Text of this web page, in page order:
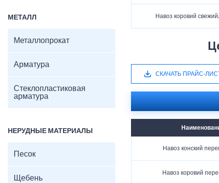
МЕТАЛЛ
Металлопрокат
Арматура
Стеклопластиковая
арматура
НЕРУДНЫЕ МАТЕРИАЛЫ
Песок
Щебень
Навоз коровий
СКАЧАТЬ ПРАЙС-
Навоз конский
Навоз коровий